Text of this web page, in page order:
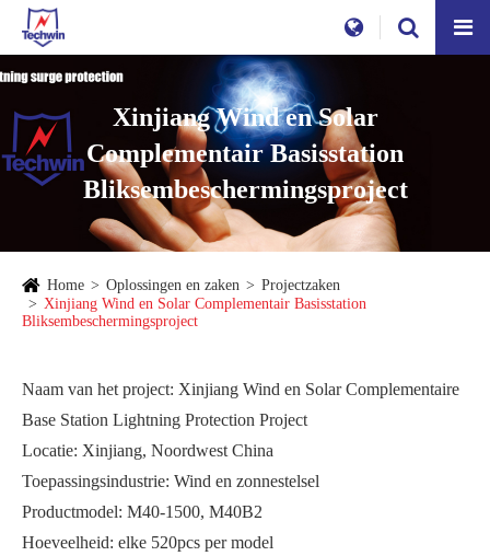
Xinjiang Wind en Solar
Complementair Basisstation
Bliksembeschermingsproject
Home Oplossingen en zaken
Projectzaken
Xinjiang Wind en Solar Complementair Basisstation
Bliksembeschermingsproject
Naam van het project: Xinjiang Wind en Solar Complementaire
Base Station Lightning Protection Project
Locatie: Xinjiang, Noordwest China
Toepassingsindustrie: Wind en zonnestelsel
Productmodel: M40-1500, M40B2
Hoeveelheid: elke 520pcs per model